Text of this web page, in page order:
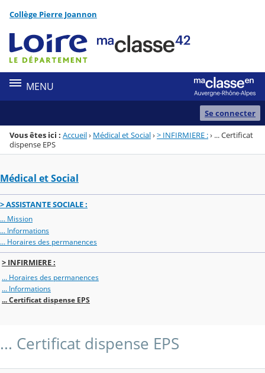
Menu de la rubrique
Contenu
Collège Pierre Joannon
MENU
Se connecter
Vous êtes ici : Accueil› Médical et Social›> INFIRMIERE :› ... Certificat
dispense EPS
Médical et Social
> ASSISTANTE SOCIALE :
... Mission
... Informations
... Horaires des permanences
> INFIRMIERE :
... Horaires des permanences
... Informations
... Certificat dispense EPS
... Certificat dispense EPS